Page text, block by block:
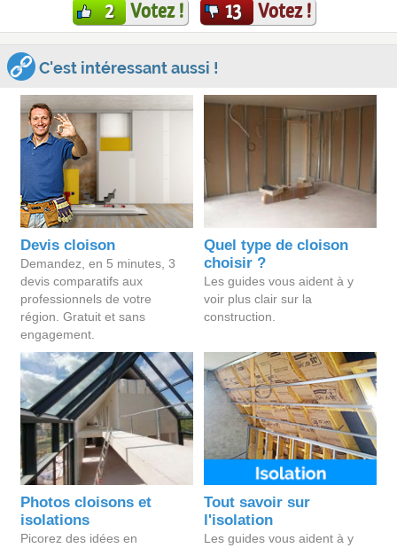
2 Votez ! 13 Votez !
C'est intéressant aussi !
Devis cloison
Demandez, en 5 minutes, 3
devis comparatifs aux
professionnels de votre
région. Gratuit et sans
engagement.
Quel type de cloison
choisir ?
Les guides vous aident à y
voir plus clair sur la
construction.
Photos cloisons et
isolations
Picorez des idées en
Tout savoir sur
l'isolation
Les guides vous aident à y